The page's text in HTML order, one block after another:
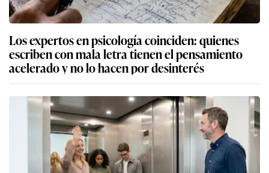
Los expertos en psicología coinciden: quienes
escriben con mala letra tienen el pensamiento
acelerado y no lo hacen por desinterés